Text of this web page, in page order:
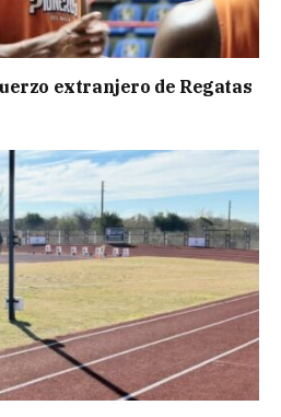
extranjero de Regatas